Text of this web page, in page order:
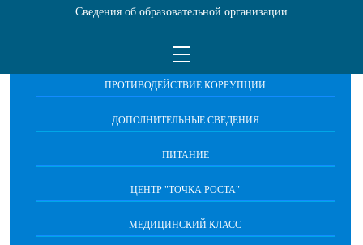
ОБРАЩЕНИЯ ГРАЖДАН
ПРОТИВОДЕЙСТВИЕ КОРРУПЦИИ
ДОПОЛНИТЕЛЬНЫЕ СВЕДЕНИЯ
ПИТАНИЕ
ЦЕНТР "ТОЧКА РОСТА"
МЕДИЦИНСКИЙ КЛАСС
Сведения об образовательной организации